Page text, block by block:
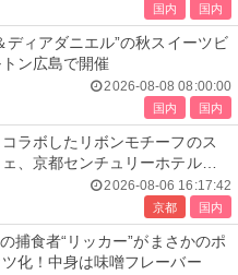
国内 国内
ディアダニエル”の秋スイーツビ
ン広島で開催
2026-08-08 08:00:00
国内 国内
ラボしたリボンモチーフのス
、京都センチュリーホテルで
2026-08-06 16:17:42
京都 国内
捕食者“リッカー”がまさかのポ
化！中身は味噌フレーバー